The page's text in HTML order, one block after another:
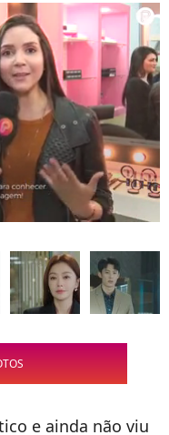
e ainda não viu